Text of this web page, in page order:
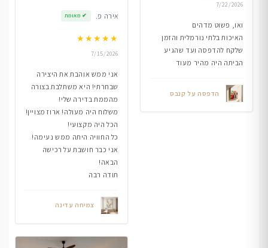
7/22/2026
ואו, פשוט מדהים
האיכות בלתי נורמלית והזמן
שלקח להדפסה ועד שהגיע
הביתה היה מהיר מעוד
הדפסה על קנבס
אירה פ. ✔ מאומת
★★★★★
7/15/2026
אני ממש אוהבת את היצירה
שבחרתי! היא משתלבת בצורה
מהממת בדירה שלי!
משלוח היה מעולה! ארוז מצויין!
הכל היה מקצועי!
כל החוויה היתה ממש נעימה!
אני כבר חושבת על רכישה
הבאה!
תודה רבה
צמיחה עדינה